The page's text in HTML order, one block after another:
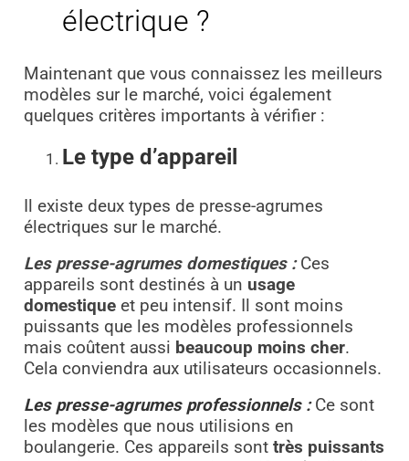
électrique ?
Maintenant que vous connaissez les meilleurs
modèles sur le marché, voici également
quelques critères importants à vérifier :
Le type d’appareil
Il existe deux types de presse-agrumes
électriques sur le marché.
Les presse-agrumes domestiques :Ces
appareils sont destinés à un usage
domestiqueet peu intensif. Il sont moins
puissants que les modèles professionnels
mais coûtent aussi beaucoup moins cher.
Cela conviendra aux utilisateurs occasionnels.
Les presse-agrumes professionnels :Ce sont
les modèles que nous utilisions en
boulangerie. Ces appareils sont très puissants